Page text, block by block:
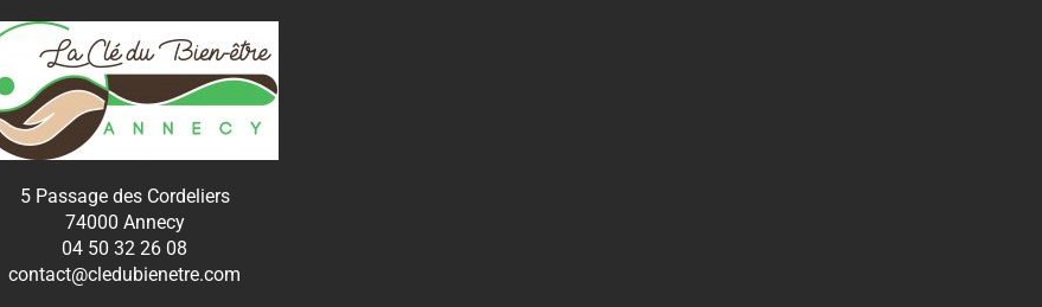
5 Passage des Cordeliers
74000 Annecy
04 50 32 26 08
contact@cledubienetre.com